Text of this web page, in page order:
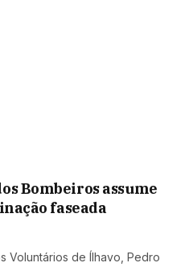
Bombeiros assume
faseada
Voluntários de Ílhavo, Pedro